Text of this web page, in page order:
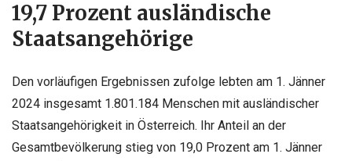
19,7 Prozent ausländische
Staatsangehörige
Den vorläufigen Ergebnissen zufolge lebten am 1. Jänner
2024 insgesamt 1.801.184 Menschen mit ausländischer
Staatsangehörigkeit in Österreich. Ihr Anteil an der
Gesamtbevölkerung stieg von 19,0 Prozent am 1. Jänner